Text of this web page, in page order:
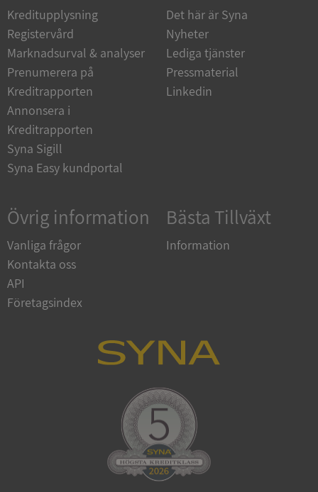
Kreditupplysning
Registervård
Marknadsurval & analyser
Prenumerera på
Kreditrapporten
Annonsera i
Kreditrapporten
Syna Sigill
Syna Easy kundportal
Det här är Syna
Nyheter
Lediga tjänster
Pressmaterial
Linkedin
Övrig information
Vanliga frågor
Kontakta oss
API
Företagsindex
Bästa Tillväxt
Information
ASP.NET_SessionId
Microsoft
Corporation
de.syna.se
ARRAffinity
__RequestVerificationToken